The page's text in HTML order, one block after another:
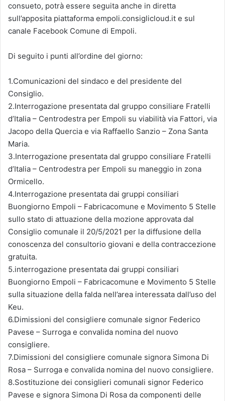
consueto, potrà essere seguita anche in diretta
sull’apposita piattaforma empoli.consiglicloud.it e sul
canale Facebook Comune di Empoli.
Di seguito i punti all’ordine del giorno:
1.Comunicazioni del sindaco e del presidente del
Consiglio.
2.Interrogazione presentata dal gruppo consiliare Fratelli
d’Italia – Centrodestra per Empoli su viabilità via Fattori, via
Jacopo della Quercia e via Raffaello Sanzio – Zona Santa
Maria.
3.Interrogazione presentata dal gruppo consiliare Fratelli
d’Italia – Centrodestra per Empoli su maneggio in zona
Ormicello.
4.Interrogazione presentata dai gruppi consiliari
Buongiorno Empoli – Fabricacomune e Movimento 5 Stelle
sullo stato di attuazione della mozione approvata dal
Consiglio comunale il 20/5/2021 per la diffusione della
conoscenza del consultorio giovani e della contraccezione
gratuita.
5.interrogazione presentata dai gruppi consiliari
Buongiorno Empoli – Fabricacomune e Movimento 5 Stelle
sulla situazione della falda nell’area interessata dall’uso del
Keu.
6.Dimissioni del consigliere comunale signor Federico
Pavese – Surroga e convalida nomina del nuovo
consigliere.
7.Dimissioni del consigliere comunale signora Simona Di
Rosa – Surroga e convalida nomina del nuovo consigliere.
8.Sostituzione dei consiglieri comunali signor Federico
Pavese e signora Simona Di Rosa da componenti delle